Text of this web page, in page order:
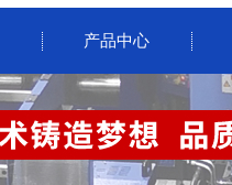
产品中心